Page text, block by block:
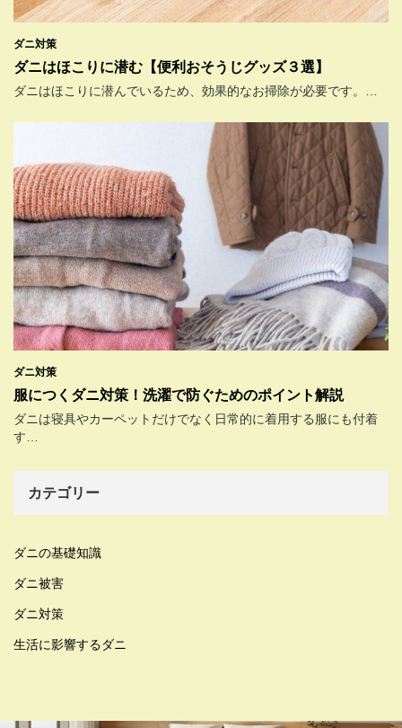
ダニ対策
ダニはほこりに潜む【便利おそうじグッズ３選】
ダニはほこりに潜んでいるため、効果的なお掃除が必要です。…
ダニ対策
服につくダニ対策！洗濯で防ぐためのポイント解説
ダニは寝具やカーペットだけでなく日常的に着用する服にも付着
す…
カテゴリー
ダニの基礎知識
ダニ被害
ダニ対策
生活に影響するダニ